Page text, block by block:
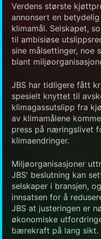
Verdens største
annonsert en
klimamål. Selskapet,
til ambisiøse
sine målsettinger, noe
blant
JBS har tidligere fått
spesielt knyttet til
klimagassutslipp fra
av klimamålene
press på næringslivet
klimaendringer.
Miljøorganisasjoner
JBS' beslutning kan
selskaper i bransjen,
innsatsen for å
JBS at justeringen er
økonomiske
bærekraft på lang sikt.